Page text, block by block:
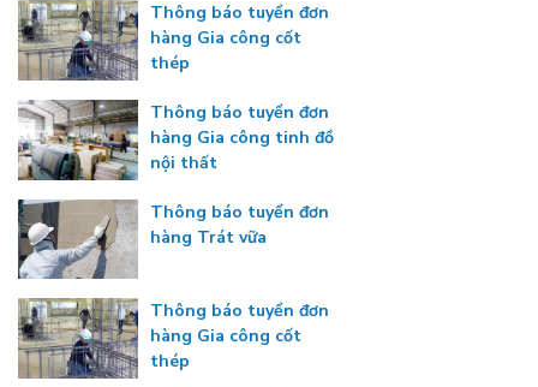
Thông báo tuyển đơn
hàng Gia công cốt
thép
Thông báo tuyển đơn
hàng Gia công tinh đồ
nội thất
Thông báo tuyển đơn
hàng Trát vữa
Thông báo tuyển đơn
hàng Gia công cốt
thép